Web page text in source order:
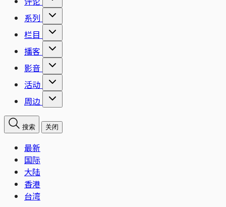
系列
栏目
播客
影音
活动
周边
搜索 关闭
最新
国际
大陆
香港
台湾